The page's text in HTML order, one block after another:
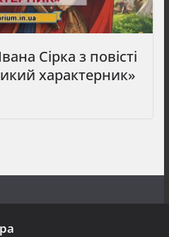
Сірка з повісті
характерник»